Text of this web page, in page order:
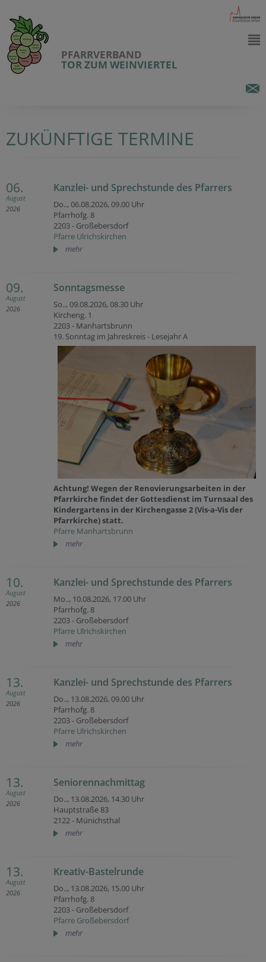
PFARRVERBAND
TOR ZUM WEINVIERTEL
ZUKÜNFTIGE TERMINE
06.
August
2026
Kanzlei- und Sprechstunde des Pfarrers
Do.., 06.08.2026,09.00 Uhr
Pfarrhofg. 8
2203 - Großebersdorf
Pfarre Ulrichskirchen
mehr
09.
August
2026
Sonntagsmesse
So.., 09.08.2026,08.30 Uhr
Kircheng. 1
2203 - Manhartsbrunn
19. Sonntag im Jahreskreis - Lesejahr A
Achtung! Wegen der Renovierungsarbeiten in der
Pfarrkirche findet der Gottesdienst im Turnsaal des
Kindergartens in der Kirchengasse 2 (Vis-a-Vis der
Pfarrkirche) statt.
Pfarre Manhartsbrunn
mehr
10.
August
2026
Kanzlei- und Sprechstunde des Pfarrers
Mo.., 10.08.2026, 17.00 Uhr
Pfarrhofg. 8
2203 - Großebersdorf
Pfarre Ulrichskirchen
mehr
13.
August
2026
Kanzlei- und Sprechstunde des Pfarrers
Do.., 13.08.2026,09.00 Uhr
Pfarrhofg. 8
2203 - Großebersdorf
Pfarre Ulrichskirchen
mehr
13.
August
2026
Seniorennachmittag
Do.., 13.08.2026, 14.30 Uhr
Hauptstraße 83
2122 - Münichsthal
mehr
13.
August
2026
Kreativ-Bastelrunde
Do.., 13.08.2026, 15.00 Uhr
Pfarrhofg. 8
2203 - Großebersdorf
Pfarre Großebersdorf
mehr